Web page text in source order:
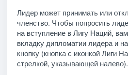
Лидер может принимать или
членство. Чтобы попросить
на вступление в Лигу Наций,
вкладку дипломатии лидера и
кнопку (кнопка с иконкой Лиги
стрелкой, указывающей налево).